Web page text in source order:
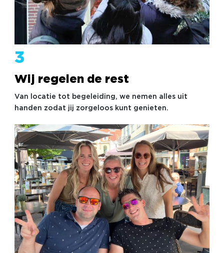
3
Wij regelen de rest
Van locatie tot begeleiding, we nemen alles uit
handen zodat jij zorgeloos kunt genieten.